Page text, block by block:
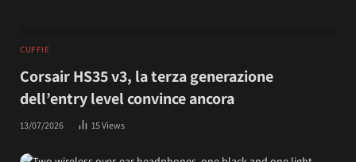
CUFFIE
Corsair HS35 v3, la terza generazione
dell’entry level convince ancora
13/07/2026 15Views